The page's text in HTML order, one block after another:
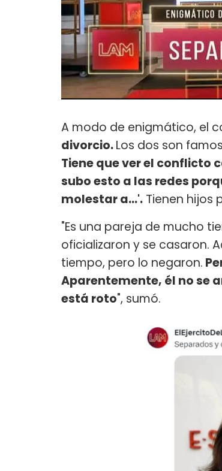
A modo de enigmático, el
divorcio.Los dos son
Tiene que ver el conflicto
subo esto a las redes
molestar a...'. Tienen hijos
"Es una pareja de mucho
oficializaron y se casaron.
tiempo, pero lo negaron.
Aparentemente, él no se
está roto", sumó.